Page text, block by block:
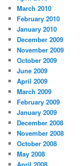
March 2010
February 2010
January 2010
December 2009
November 2009
October 2009
June 2009
April 2009
March 2009
February 2009
January 2009
December 2008
November 2008
October 2008
May 2008